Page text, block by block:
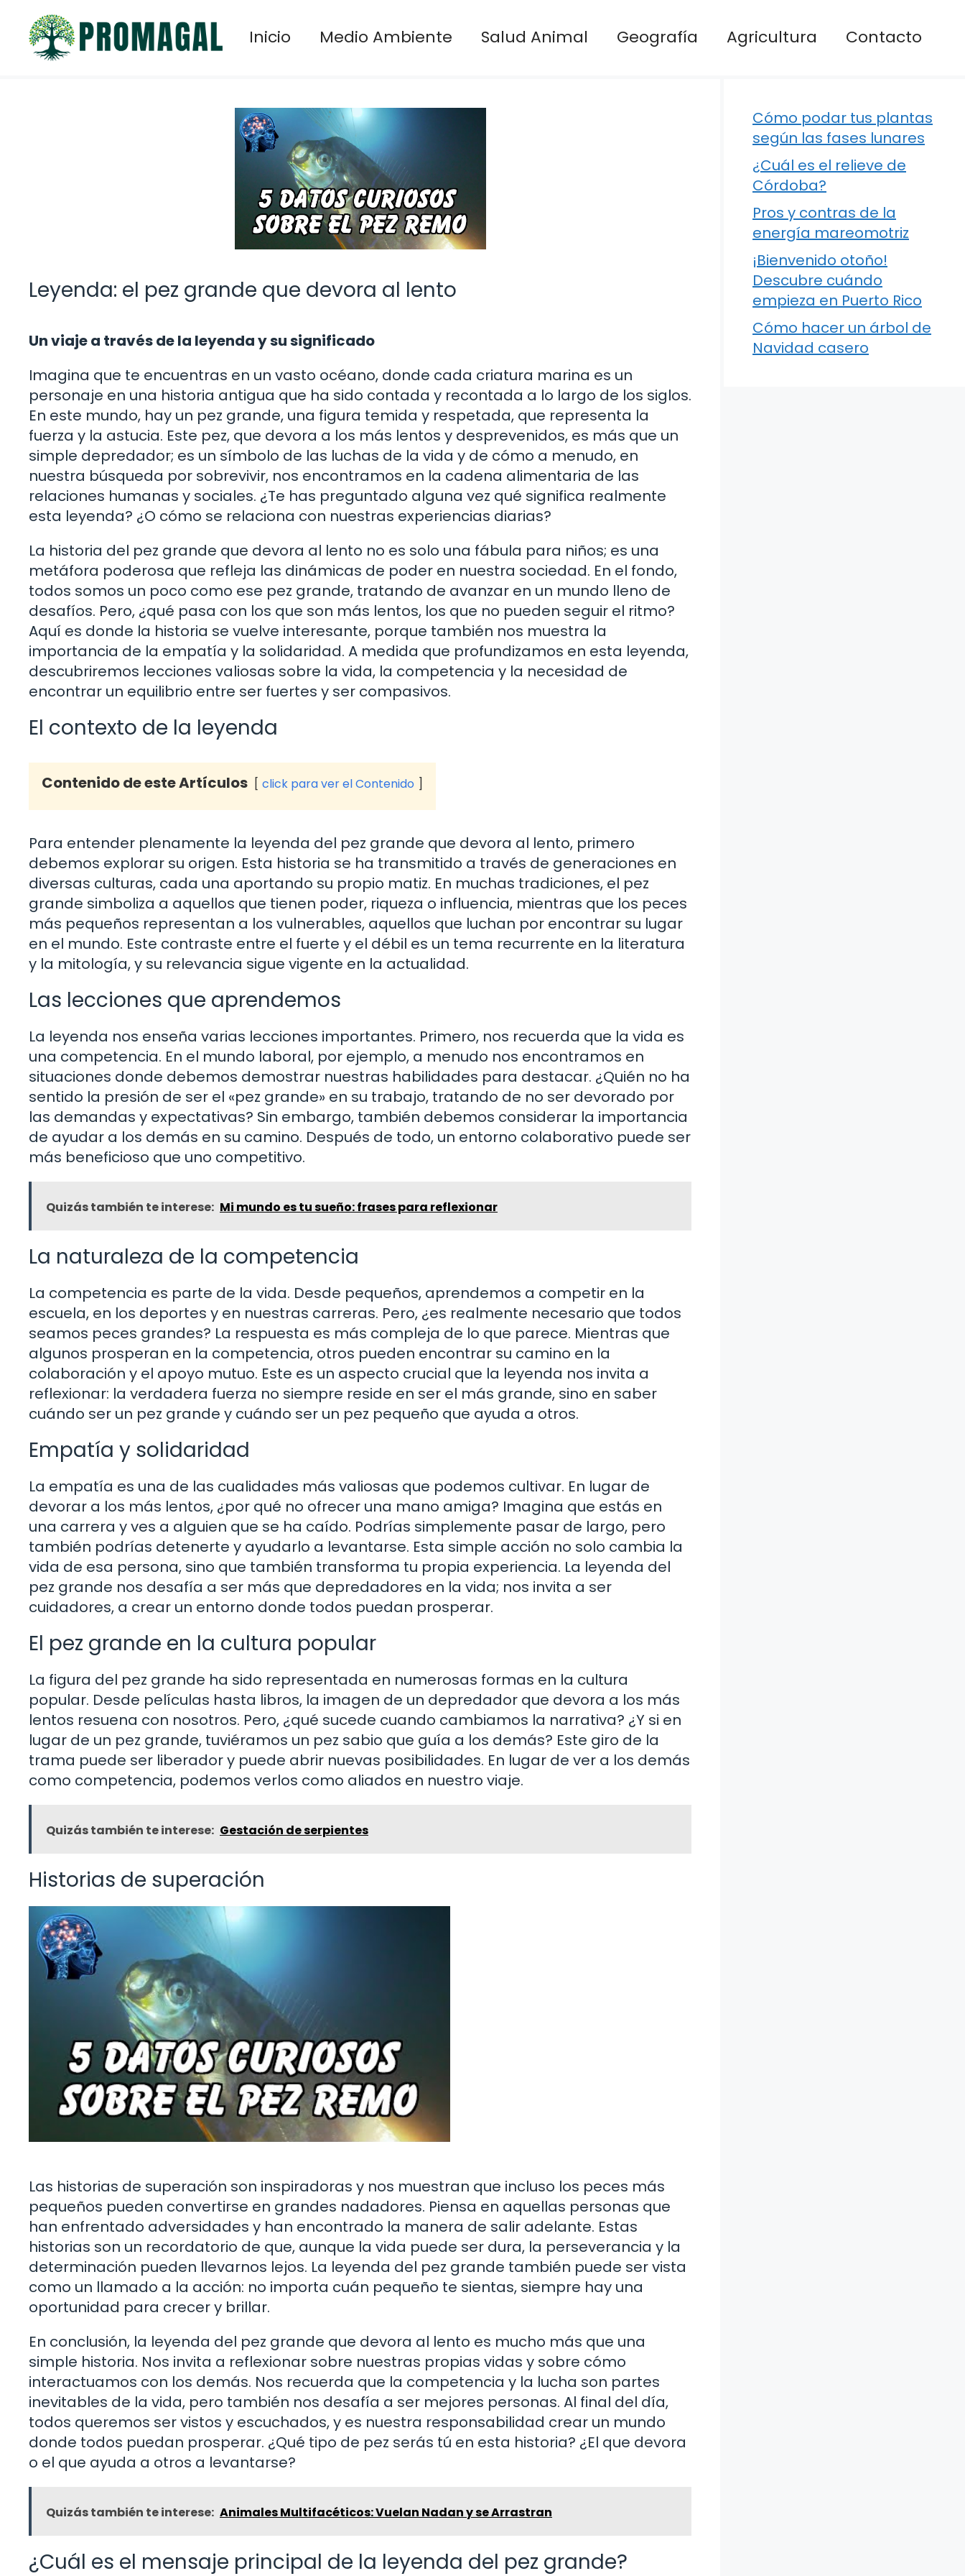
contenido
Inicio Medio Ambiente Salud Animal Geografía Agricultura Contacto
Leyenda: el pez grande que devora al lento
Un viaje a través de la leyenda y su significado
Imagina que te encuentras en un vasto océano, donde cada criatura marina es un
personaje en una historia antigua que ha sido contada y recontada a lo largo de los siglos.
En este mundo, hay un pez grande, una figura temida y respetada, que representa la
fuerza y la astucia. Este pez, que devora a los más lentos y desprevenidos, es más que un
simple depredador; es un símbolo de las luchas de la vida y de cómo a menudo, en
nuestra búsqueda por sobrevivir, nos encontramos en la cadena alimentaria de las
relaciones humanas y sociales. ¿Te has preguntado alguna vez qué significa realmente
esta leyenda? ¿O cómo se relaciona con nuestras experiencias diarias?
La historia del pez grande que devora al lento no es solo una fábula para niños; es una
metáfora poderosa que refleja las dinámicas de poder en nuestra sociedad. En el fondo,
todos somos un poco como ese pez grande, tratando de avanzar en un mundo lleno de
desafíos. Pero, ¿qué pasa con los que son más lentos, los que no pueden seguir el ritmo?
Aquí es donde la historia se vuelve interesante, porque también nos muestra la
importancia de la empatía y la solidaridad. A medida que profundizamos en esta leyenda,
descubriremos lecciones valiosas sobre la vida, la competencia y la necesidad de
encontrar un equilibrio entre ser fuertes y ser compasivos.
El contexto de la leyenda
Contenido de este Artículos click para ver el Contenido
Para entender plenamente la leyenda del pez grande que devora al lento, primero
debemos explorar su origen. Esta historia se ha transmitido a través de generaciones en
diversas culturas, cada una aportando su propio matiz. En muchas tradiciones, el pez
grande simboliza a aquellos que tienen poder, riqueza o influencia, mientras que los peces
más pequeños representan a los vulnerables, aquellos que luchan por encontrar su lugar
en el mundo. Este contraste entre el fuerte y el débil es un tema recurrente en la literatura
y la mitología, y su relevancia sigue vigente en la actualidad.
Las lecciones que aprendemos
La leyenda nos enseña varias lecciones importantes. Primero, nos recuerda que la vida es
una competencia. En el mundo laboral, por ejemplo, a menudo nos encontramos en
situaciones donde debemos demostrar nuestras habilidades para destacar. ¿Quién no ha
sentido la presión de ser el «pez grande» en su trabajo, tratando de no ser devorado por
las demandas y expectativas? Sin embargo, también debemos considerar la importancia
de ayudar a los demás en su camino. Después de todo, un entorno colaborativo puede ser
más beneficioso que uno competitivo.
Quizás también te interese: Mi mundo es tu sueño: frases para reflexionar
La naturaleza de la competencia
La competencia es parte de la vida. Desde pequeños, aprendemos a competir en la
escuela, en los deportes y en nuestras carreras. Pero, ¿es realmente necesario que todos
seamos peces grandes? La respuesta es más compleja de lo que parece. Mientras que
algunos prosperan en la competencia, otros pueden encontrar su camino en la
colaboración y el apoyo mutuo. Este es un aspecto crucial que la leyenda nos invita a
reflexionar: la verdadera fuerza no siempre reside en ser el más grande, sino en saber
cuándo ser un pez grande y cuándo ser un pez pequeño que ayuda a otros.
Empatía y solidaridad
La empatía es una de las cualidades más valiosas que podemos cultivar. En lugar de
devorar a los más lentos, ¿por qué no ofrecer una mano amiga? Imagina que estás en
una carrera y ves a alguien que se ha caído. Podrías simplemente pasar de largo, pero
también podrías detenerte y ayudarlo a levantarse. Esta simple acción no solo cambia la
vida de esa persona, sino que también transforma tu propia experiencia. La leyenda del
pez grande nos desafía a ser más que depredadores en la vida; nos invita a ser
cuidadores, a crear un entorno donde todos puedan prosperar.
El pez grande en la cultura popular
La figura del pez grande ha sido representada en numerosas formas en la cultura
popular. Desde películas hasta libros, la imagen de un depredador que devora a los más
lentos resuena con nosotros. Pero, ¿qué sucede cuando cambiamos la narrativa? ¿Y si en
lugar de un pez grande, tuviéramos un pez sabio que guía a los demás? Este giro de la
trama puede ser liberador y puede abrir nuevas posibilidades. En lugar de ver a los demás
como competencia, podemos verlos como aliados en nuestro viaje.
Quizás también te interese: Gestación de serpientes
Historias de superación
Las historias de superación son inspiradoras y nos muestran que incluso los peces más
pequeños pueden convertirse en grandes nadadores. Piensa en aquellas personas que
han enfrentado adversidades y han encontrado la manera de salir adelante. Estas
historias son un recordatorio de que, aunque la vida puede ser dura, la perseverancia y la
determinación pueden llevarnos lejos. La leyenda del pez grande también puede ser vista
como un llamado a la acción: no importa cuán pequeño te sientas, siempre hay una
oportunidad para crecer y brillar.
En conclusión, la leyenda del pez grande que devora al lento es mucho más que una
simple historia. Nos invita a reflexionar sobre nuestras propias vidas y sobre cómo
interactuamos con los demás. Nos recuerda que la competencia y la lucha son partes
inevitables de la vida, pero también nos desafía a ser mejores personas. Al final del día,
todos queremos ser vistos y escuchados, y es nuestra responsabilidad crear un mundo
donde todos puedan prosperar. ¿Qué tipo de pez serás tú en esta historia? ¿El que devora
o el que ayuda a otros a levantarse?
Quizás también te interese: Animales Multifacéticos: Vuelan Nadan y se Arrastran
¿Cuál es el mensaje principal de la leyenda del pez grande?
Cómo podar tus plantas
según las fases lunares
¿Cuál es el relieve de
Córdoba?
Pros y contras de la
energía mareomotriz
¡Bienvenido otoño!
Descubre cuándo
empieza en Puerto Rico
Cómo hacer un árbol de
Navidad casero